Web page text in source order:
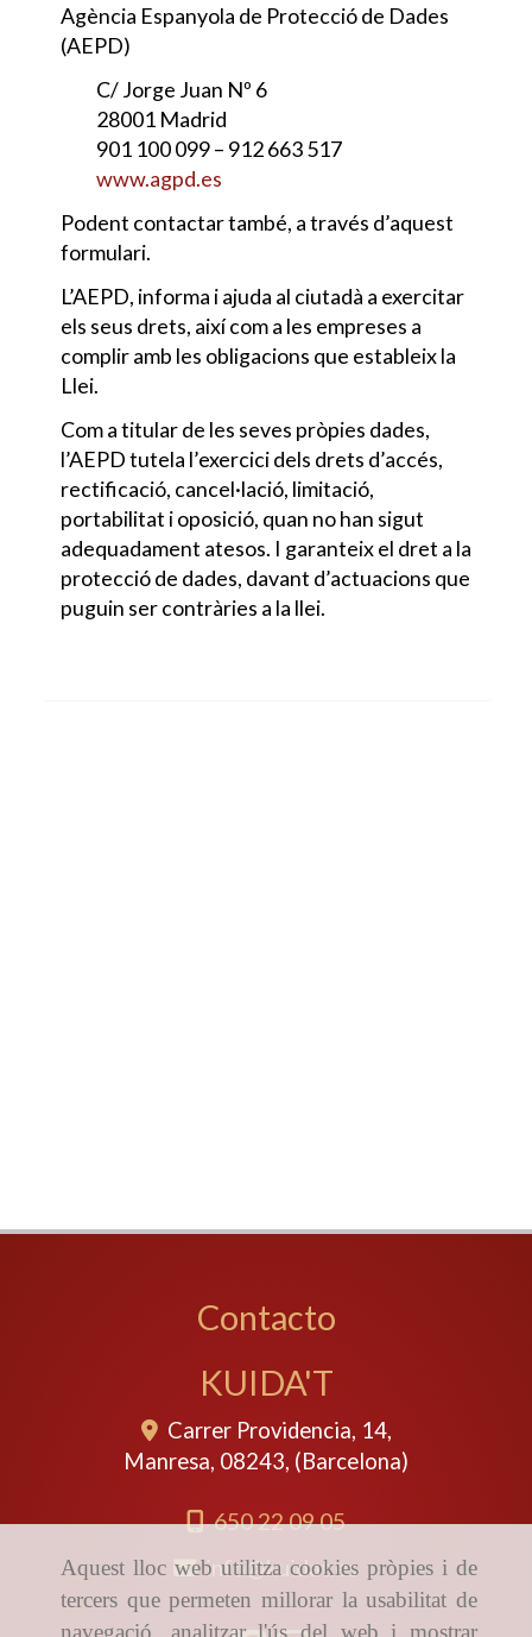
Aquest lloc web utilitza cookies pròpies i de
tercers que permeten millorar la usabilitat de
navegació, analitzar l'ús del web i mostrar
Agència Espanyola de Protecció de Dades
(AEPD)
C/ Jorge Juan Nº 6
28001 Madrid
901 100 099 – 912 663 517
www.agpd.es
Podent contactar també, a través d’aquest
formulari.
L’AEPD, informa i ajuda al ciutadà a exercitar
els seus drets, així com a les empreses a
complir amb les obligacions que estableix la
Llei.
Com a titular de les seves pròpies dades,
l’AEPD tutela l’exercici dels drets d’accés,
rectificació, cancel·lació, limitació,
portabilitat i oposició, quan no han sigut
adequadament atesos. I garanteix el dret a la
protecció de dades, davant d’actuacions que
puguin ser contràries a la llei.
Contacto
KUIDA'T
Carrer Providencia, 14,
Manresa, 08243, (Barcelona)
650 22 09 05
info
kuidat.es